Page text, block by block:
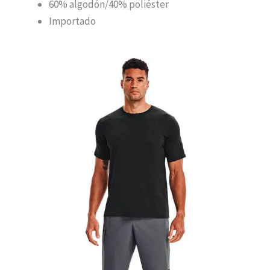
60% algodón/40% poliéster
Importado